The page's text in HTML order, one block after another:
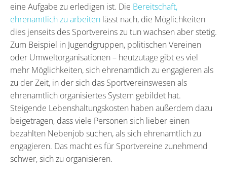
eine Aufgabe zu erledigen ist. Die Bereitschaft,
ehrenamtlich zu arbeiten lässt nach, die Möglichkeiten
dies jenseits des Sportvereins zu tun wachsen aber stetig.
Zum Beispiel in Jugendgruppen, politischen Vereinen
oder Umweltorganisationen – heutzutage gibt es viel
mehr Möglichkeiten, sich ehrenamtlich zu engagieren als
zu der Zeit, in der sich das Sportvereinswesen als
ehrenamtlich organisiertes System gebildet hat.
Steigende Lebenshaltungskosten haben außerdem dazu
beigetragen, dass viele Personen sich lieber einen
bezahlten Nebenjob suchen, als sich ehrenamtlich zu
engagieren. Das macht es für Sportvereine zunehmend
schwer, sich zu organisieren.